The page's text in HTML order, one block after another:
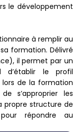
le développement
à remplir au
formation. Délivré
il permet par un
d’établir le profil
de la formation
s’approprier les
propre structure de
répondre au